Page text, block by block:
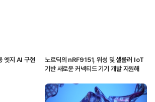
엣지 AI 구현
노르딕의 nRF9151, 위성 및 셀룰러 IoT
기반 새로운 커넥티드 기기 개발 지원해